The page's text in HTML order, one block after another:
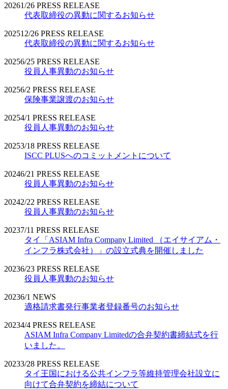
20261/26 PRESS RELEASE
代表取締役の異動に関するお知らせ
202512/26 PRESS RELEASE
代表取締役の異動に関するお知らせ
20256/25 PRESS RELEASE
役員人事異動のお知らせ
20256/2 PRESS RELEASE
保険事業譲渡のお知らせ
20254/1 PRESS RELEASE
役員人事異動のお知らせ
20253/18 PRESS RELEASE
ISCC PLUSへのコミットメントについて
20246/21 PRESS RELEASE
役員人事異動のお知らせ
20242/22 PRESS RELEASE
役員人事異動のお知らせ
20237/11 PRESS RELEASE
タイ「ASIAM Infra Company Limited （エイサイアム・
インフラ株式会社）」の設立式典を開催しました
20236/23 PRESS RELEASE
役員人事異動のお知らせ
20236/1 NEWS
適格請求書発行事業者登録番号のお知らせ
20234/4 PRESS RELEASE
ASIAM Infra Company Limitedの合弁契約書締結式を行
いました。
20233/28 PRESS RELEASE
タイ王国における公共インフラ等維持管理会社設立に
向けて合弁契約を締結について